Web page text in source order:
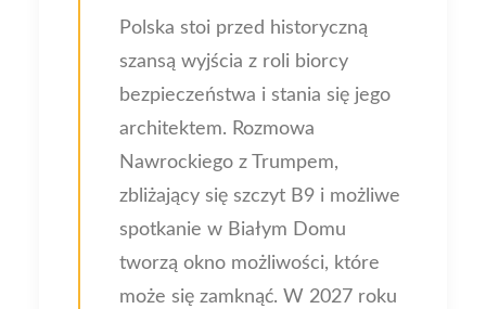
Polska stoi przed historyczną
szansą wyjścia z roli biorcy
bezpieczeństwa i stania się jego
architektem. Rozmowa
Nawrockiego z Trumpem,
zbliżający się szczyt B9 i możliwe
spotkanie w Białym Domu
tworzą okno możliwości, które
może się zamknąć. W 2027 roku